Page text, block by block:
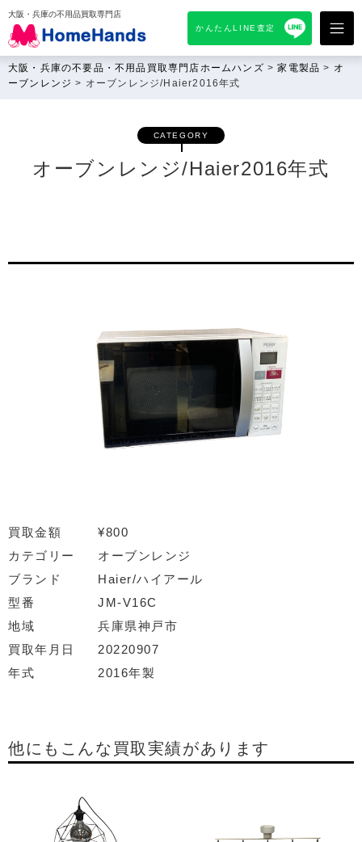
大阪・兵庫の不用品買取専門店
かんたんLINE査定
大阪・兵庫の不要品・不用品買取専門店ホームハンズ >家電製品 > オ
ーブンレンジ > オーブンレンジ/Haier2016年式
CATEGORY
オーブンレンジ/Haier2016年式
買取金額
¥800
カテゴリー
オーブンレンジ
ブランド
Haier/ハイアール
型番
JM-V16C
地域
兵庫県神戸市
買取年月日
20220907
年式
2016年製
他にもこんな買取実績があります